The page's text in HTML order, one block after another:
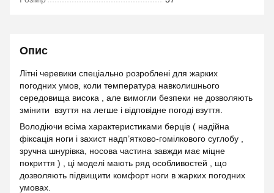
Опис
Літні черевики спеціально розроблені для жарких
погодних умов, коли температура навколишнього
середовища висока , але вимогли безпеки не дозволяють
змінити взуття на легше і відповідне погоді взуття.
Володіючи всіма характеристиками берців ( надійна
фіксація ноги і захист надп’ятково-гомілкового суглобу ,
зручна шнурівка, носова частина завжди має міцне
покриття ) , ці моделі мають ряд особливостей , що
дозволяють підвищити комфорт ноги в жарких погодних
умовах.